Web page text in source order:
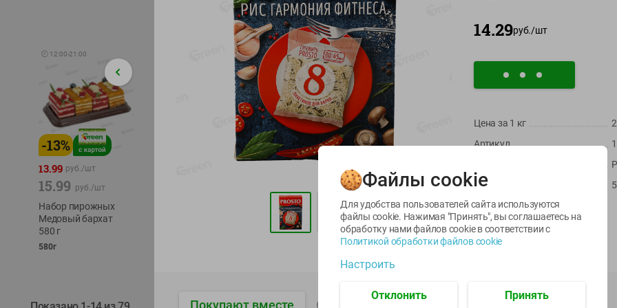
🕘 12:00-21:00
-13%
13.99 руб./шт
15.99 руб./шт
Набор пирожных
Медовый бархат
580 г
580г
-24%
6.59
руб./шт
ТВЕРДЫЙ
230г
-22%
Икра
трески
тихоокеанской
деликатесная
Лунское море 120г
ж/б ключ
120г
-17%
сельди
тихоокеанской
Лунское море 120г
14.29руб./шт
Цена за 1 кг
Артикул
Масса / Объем
Производитель:ООО "Националь"
Импортер:ООО "Юмабел"
Штрихкод:
Покупают вместе Описание товара
Файлы cookie
Для удобства пользователей сайта используются
файлы cookie. Нажимая "Принять", вы соглашаетесь на
обработку нами файлов cookie в соответствии с
Политикой обработки файлов cookie
Настроить
Отклонить Принять